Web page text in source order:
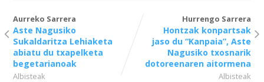
Aurreko Sarrera
Aste Nagusiko
Sukaldaritza Lehiaketa
abiatu du txapelketa
begetarianoak
Albisteak
Hurrengo Sarrera
Hontzak konpartsak
jaso du “Kanpaia”, Aste
Nagusiko txosnarik
dotoreenaren aitormena
Albisteak